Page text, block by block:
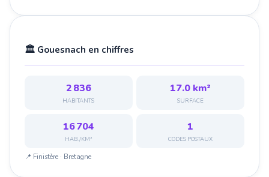
🏛️ Gouesnach en chiffres
2 836
HABITANTS
17.0 km²
SURFACE
16 704
HAB./KM²
1
CODES POSTAUX
📍 Finistère · Bretagne